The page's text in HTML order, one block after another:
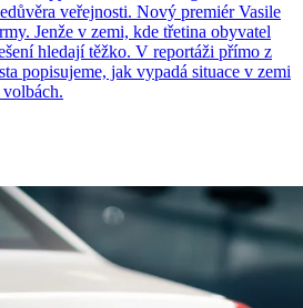
veřejnosti. Nový premiér Vasile
Jenže v zemi, kde třetina obyvatel
hledají těžko. V reportáži přímo z
popisujeme, jak vypadá situace v zemi